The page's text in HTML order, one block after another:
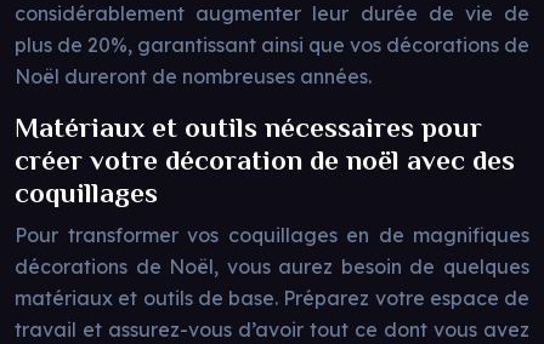
considérablement augmenter leur durée de vie de
plus de 20%, garantissant ainsi que vos décorations de
Noël dureront de nombreuses années.
Matériaux et outils nécessaires pour
créer votre décoration de noël avec des
coquillages
Pour transformer vos coquillages en de magnifiques
décorations de Noël, vous aurez besoin de quelques
matériaux et outils de base. Préparez votre espace de
travail et assurez-vous d’avoir tout ce dont vous avez